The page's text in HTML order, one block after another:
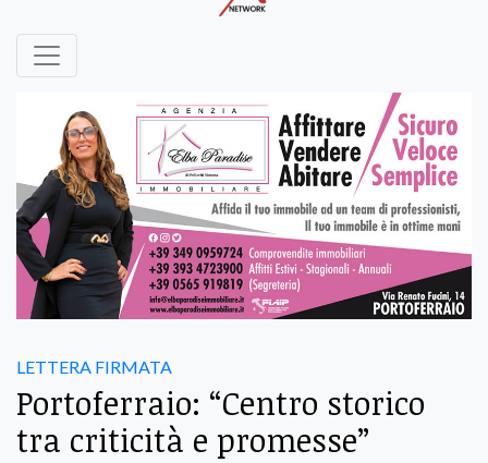
LETTERA FIRMATA
Portoferraio: “Centro storico
tra criticità e promesse”